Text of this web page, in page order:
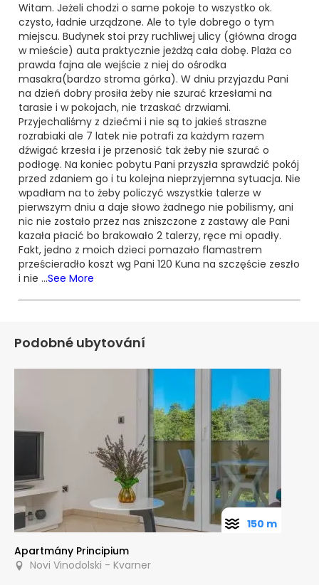
Witam. Jeżeli chodzi o same pokoje to wszystko ok.
czysto, ładnie urządzone. Ale to tyle dobrego o tym
miejscu. Budynek stoi przy ruchliwej ulicy (główna droga
w mieście) auta praktycznie jeżdżą cała dobę. Plaża co
prawda fajna ale wejście z niej do ośrodka
masakra(bardzo stroma górka). W dniu przyjazdu Pani
na dzień dobry prosiła żeby nie szurać krzesłami na
tarasie i w pokojach, nie trzaskać drzwiami.
Przyjechaliśmy z dziećmi i nie są to jakieś straszne
rozrabiaki ale 7 latek nie potrafi za każdym razem
dźwigać krzesła i je przenosić tak żeby nie szurać o
podłogę. Na koniec pobytu Pani przyszła sprawdzić pokój
przed zdaniem go i tu kolejna nieprzyjemna sytuacja. Nie
wpadłam na to żeby policzyć wszystkie talerze w
pierwszym dniu a daje słowo żadnego nie pobilismy, ani
nic nie zostało przez nas zniszczone z zastawy ale Pani
kazała płacić bo brakowało 2 talerzy, ręce mi opadły.
Fakt, jedno z moich dzieci pomazało flamastrem
prześcieradło koszt wg Pani 120 Kuna na szczęście zeszło
i nie …See More
Podobné ubytování
Apartmány Principium
Novi Vinodolski - Kvarner
150 m